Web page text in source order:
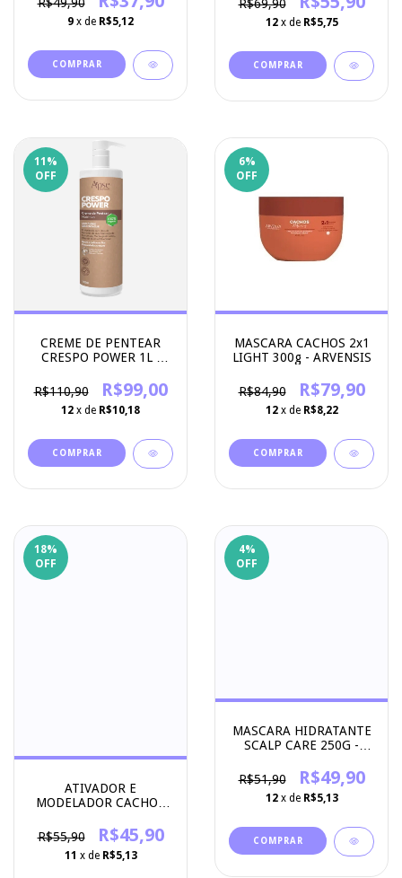
R$49,90
9 x de R$5,12
R$69,90
12 x de R$5,75
11 %
OFF
CREME DE PENTEAR
CRESPO POWER 1L -
R$110,90
R$99,00
12 x de R$10,18
6%
OFF
MASCARA CACHOS 2x1
LIGHT 300g - ARVENSIS
R$84,90 R$79,90
12 x de R$8,22
18%
OFF
ATIVADOR E
MODELADOR CACHOS
APICE COSMETICOS
R$55,90 R$45,90
11 x de R$5,13
4%
OFF
MASCARA HIDRATANTE
SCALP CARE 250G -
R$51,90
R$49,90
12 x de R$5,13